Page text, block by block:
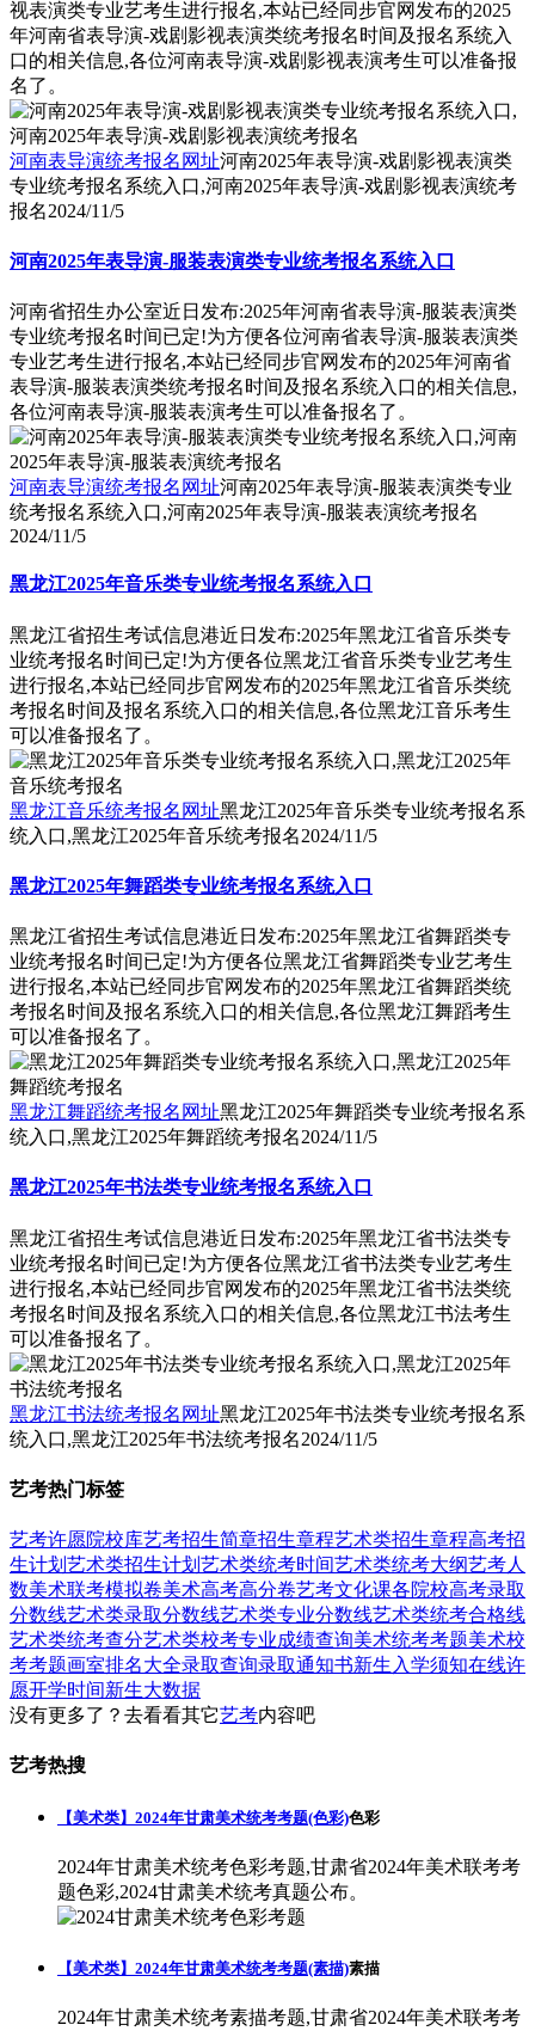
视表演类专业艺考生进行报名,本站已经同步官网发布的2025
年河南省表导演-戏剧影视表演类统考报名时间及报名系统入
口的相关信息,各位河南表导演-戏剧影视表演考生可以准备报
名了。
河南表导演统考报名网址河南2025年表导演-戏剧影视表演类
专业统考报名系统入口,河南2025年表导演-戏剧影视表演统考
报名2024/11/5
河南2025年表导演-服装表演类专业统考报名系统入口
河南省招生办公室近日发布:2025年河南省表导演-服装表演类
专业统考报名时间已定!为方便各位河南省表导演-服装表演类
专业艺考生进行报名,本站已经同步官网发布的2025年河南省
表导演-服装表演类统考报名时间及报名系统入口的相关信息,
各位河南表导演-服装表演考生可以准备报名了。
河南表导演统考报名网址河南2025年表导演-服装表演类专业
统考报名系统入口,河南2025年表导演-服装表演统考报名
2024/11/5
黑龙江2025年音乐类专业统考报名系统入口
黑龙江省招生考试信息港近日发布:2025年黑龙江省音乐类专
业统考报名时间已定!为方便各位黑龙江省音乐类专业艺考生
进行报名,本站已经同步官网发布的2025年黑龙江省音乐类统
考报名时间及报名系统入口的相关信息,各位黑龙江音乐考生
可以准备报名了。
黑龙江音乐统考报名网址黑龙江2025年音乐类专业统考报名系
统入口,黑龙江2025年音乐统考报名2024/11/5
黑龙江2025年舞蹈类专业统考报名系统入口
黑龙江省招生考试信息港近日发布:2025年黑龙江省舞蹈类专
业统考报名时间已定!为方便各位黑龙江省舞蹈类专业艺考生
进行报名,本站已经同步官网发布的2025年黑龙江省舞蹈类统
考报名时间及报名系统入口的相关信息,各位黑龙江舞蹈考生
可以准备报名了。
黑龙江舞蹈统考报名网址黑龙江2025年舞蹈类专业统考报名系
统入口,黑龙江2025年舞蹈统考报名2024/11/5
黑龙江2025年书法类专业统考报名系统入口
黑龙江省招生考试信息港近日发布:2025年黑龙江省书法类专
业统考报名时间已定!为方便各位黑龙江省书法类专业艺考生
进行报名,本站已经同步官网发布的2025年黑龙江省书法类统
考报名时间及报名系统入口的相关信息,各位黑龙江书法考生
可以准备报名了。
黑龙江书法统考报名网址黑龙江2025年书法类专业统考报名系
统入口,黑龙江2025年书法统考报名2024/11/5
艺考热门标签
艺考许愿院校库艺考招生简章招生章程艺术类招生章程高考招
生计划 艺术类招生计划 艺术类统考时间艺术类统考大纲艺考人
数美术联考模拟卷美术高考高分卷艺考文化课各院校高考录取
分数线艺术类录取分数线艺术类专业分数线艺术类统考合格线
艺术类统考查分艺术类校考专业成绩查询美术统考考题美术校
考考题画室排名大全录取查询录取通知书新生入学须知在线许
愿开学时间新生大数据
没有更多了？去看看其它艺考内容吧
艺考热搜
【美术类】2024年甘肃美术统考考题(色彩)色彩
2024年甘肃美术统考色彩考题,甘肃省2024年美术联考考
题色彩,2024甘肃美术统考真题公布。
【美术类】2024年甘肃美术统考考题(素描)素描
2024年甘肃美术统考素描考题,甘肃省2024年美术联考考